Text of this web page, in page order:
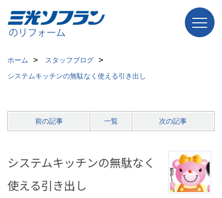
ホーム
スタッフブログ
システムキッチンの無駄なく使える引き出し
前の記事 一覧 次の記事
システムキッチンの無駄なく
使える引き出し